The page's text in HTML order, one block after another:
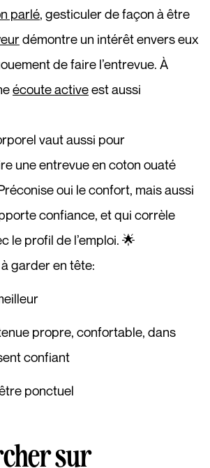
parlé, gesticuler de façon à être
démontre un intérêt envers eux
de faire l’entrevue. À
écoute activeest aussi
vaut aussi pour
une entrevue en coton ouaté
oui le confort, mais aussi
confiance, et qui corrèle
le profil de l’emploi. 🌟
garder en tête:
propre, confortable, dans
confiant
ponctuel
sur